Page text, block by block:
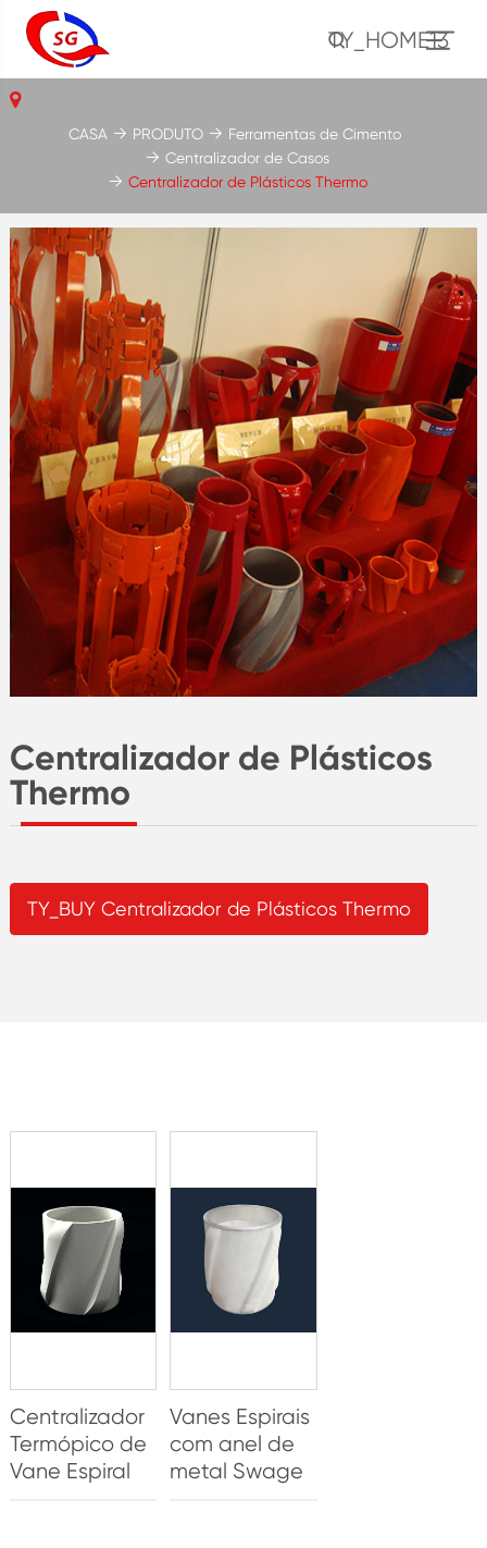
TY_HOME13
Centralizador de Plásticos
Thermo
TY_BUY Centralizador de Plásticos Thermo
CASA PRODUTO
Ferramentas de Cimento
Centralizador de Casos
Centralizador de Plásticos Thermo
Centralizador
Termópico de
Vane Espiral
Vanes Espirais
com anel de
metal Swage